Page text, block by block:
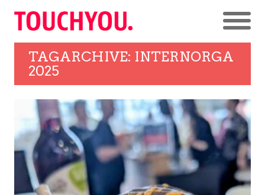
TAGARCHIVE: INTERNORGA
2025